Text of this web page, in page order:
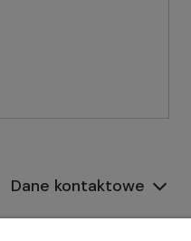
Dane kontaktowe
Informacje